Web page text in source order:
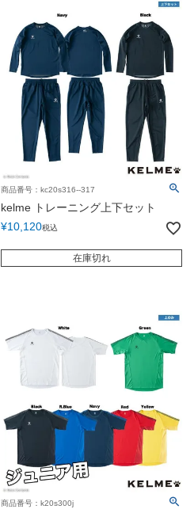
商品番号：kc20s316--317
kelme トレーニング上下セット
¥10,120税込
在庫切れ
商品番号：k20s300j